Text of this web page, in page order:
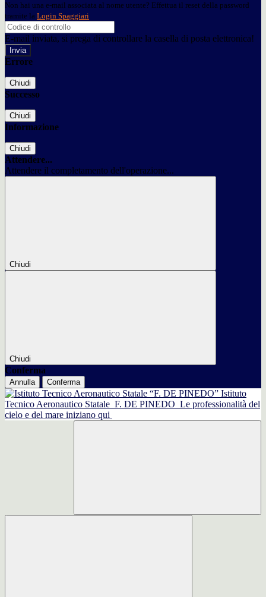
Non hai una e-mail associata al nome utente? Effettua il reset della password
tramite la Login Spaggiari
E-mail inviata, si prega di controllare la casella di posta elettronica!
Errore
Chiudi
Successo
Chiudi
Informazione
Chiudi
Attendere...
Attendere il completamento dell'operazione...
Chiudi
Chiudi
Conferma
Annulla Conferma
Istituto
Tecnico Aeronautico Statale F. DE PINEDO Le professionalità del
cielo e del mare iniziano qui